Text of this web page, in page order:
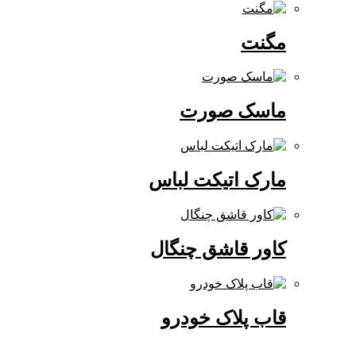
ماسک صورت
مارک اتیکت لباس
کاور قاشق چنگال
قاب پلاک خودرو